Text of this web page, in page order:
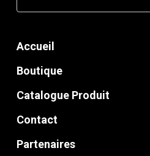
pour :
Accueil
Boutique
Catalogue Produit
Contact
Partenaires